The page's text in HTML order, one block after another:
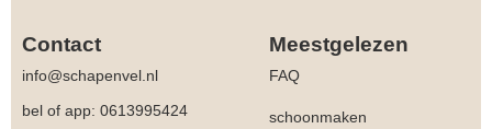
Contact Meestgelezen
info@schapenvel.nl
FAQ
bel of app: 0613995424
schoonmaken